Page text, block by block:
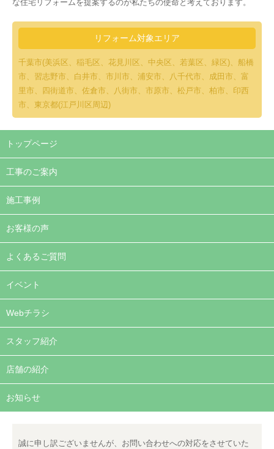
な住宅リフォームを提案するのが私たちの使命と考えております。
リフォーム対象エリア
千葉市(美浜区、稲毛区、花見川区、中央区、若葉区、緑区)、船橋
市、習志野市、白井市、市川市、浦安市、八千代市、成田市、富
里市、四街道市、佐倉市、八街市、市原市、松戸市、柏市、印西
市、東京都(江戸川区周辺)
トップページ
工事のご案内
施工事例
お客様の声
よくあるご質問
イベント
Webチラシ
スタッフ紹介
店舗の紹介
お知らせ
誠に申し訳ございませんが、お問い合わせへの対応をさせていた